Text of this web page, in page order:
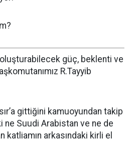
güç, beklenti ve
R.Tayyib
gittiğini kamuoyundan takip
ne Suudi Arabistan ve ne de
katliamın arkasındaki kirli el